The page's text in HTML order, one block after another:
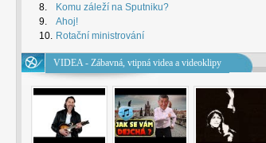
8.
Komu záleží na Sputniku?
9.
Ahoj!
10. Rotační ministrování
VIDEA - Zábavná, vtipná videa a videoklipy